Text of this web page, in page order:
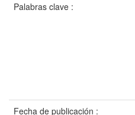
Palabras clave :
Fecha de publicación :